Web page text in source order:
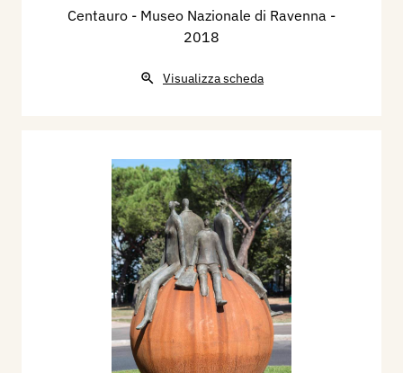
Centauro - Museo Nazionale di Ravenna -
2018
Visualizza scheda